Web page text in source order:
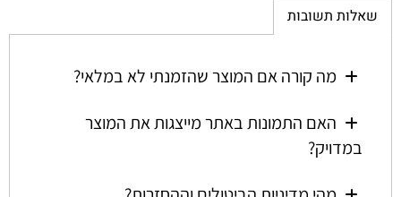
שאלות תשובות
מה קורה אם המוצר שהזמנתי לא במלאי?
האם התמונות באתר מייצגות את המוצר
במדויק?